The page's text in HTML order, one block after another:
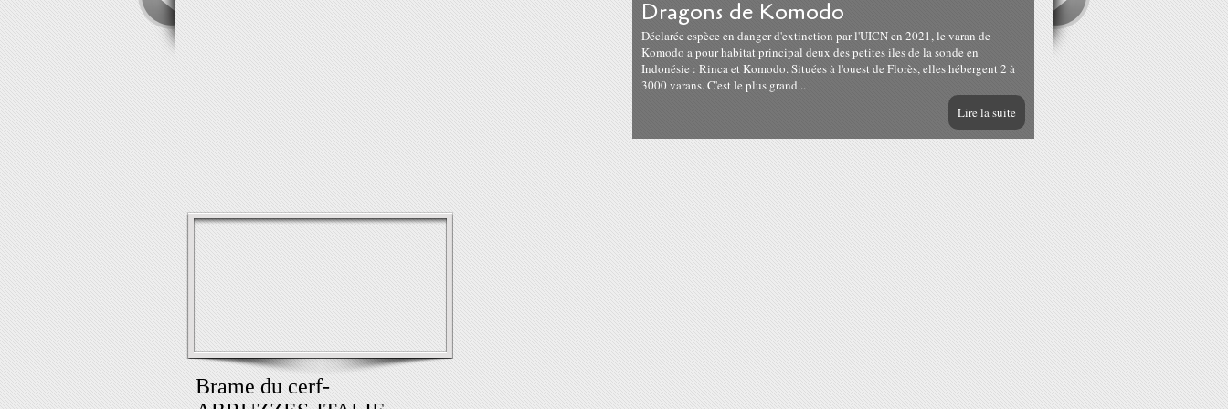
Dragons de Komodo
Déclarée espèce en danger d'extinction par l'UICN en 2021, le varan de
Komodo a pour habitat principal deux des petites iles de la sonde en
Indonésie : Rinca et Komodo. Situées à l'ouest de Florès, elles hébergent 2 à
3000 varans. C'est le plus grand...
Lire la suite
Brame du cerf-